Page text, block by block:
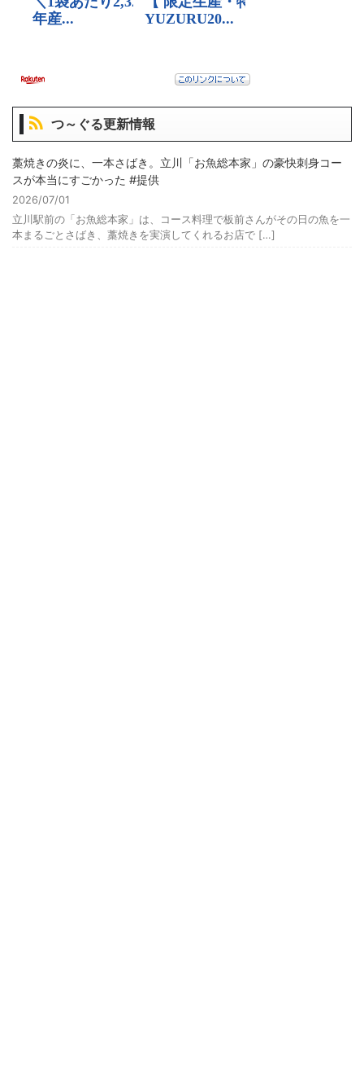
つ～ぐる更新情報
藁焼きの炎に、一本さばき。立川「お魚総本家」の豪快刺身コー
スが本当にすごかった #提供
2026/07/01
立川駅前の「お魚総本家」は、コース料理で板前さんがその日の魚を一
本まるごとさばき、藁焼きを実演してくれるお店で […]